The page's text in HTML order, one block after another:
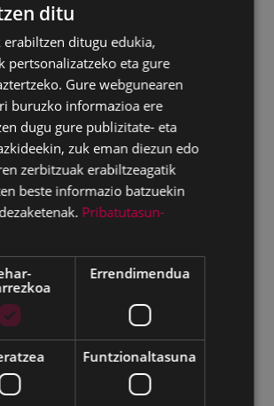
Saria jaso du
Museoak, izandako
ditu
erabiltzen ditugu edukia,
pertsonalizatzeko eta gure
Gure webgunearen
buruzko informazioa ere
dugu gure publizitate- eta
zuk eman diezun edo
zerbitzuak erabiltzeagatik
beste informazio batzuekin
Pribatutasun-
Errendimendua
Funtzionaltasuna